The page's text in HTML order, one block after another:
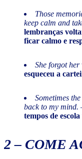
Those
keep calm and
lembranças
ficar calmo e
She forgot
esqueceu a
Sometimes
back to my mind.
tempos de
2 – COME